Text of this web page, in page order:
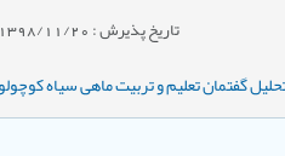
تاریخ پذیرش : 1398/11/20
گفتمان تعلیم و تربیت ماهی سیاه